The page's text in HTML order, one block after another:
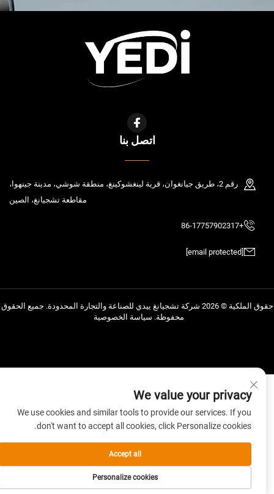
اتصل بنا
رقم 2، طريق جيانغوان، قرية لينغشوكينغ، منطقة شوشي، مدينة جينهوا،
مقاطعة تشجيانغ، الصين
+86-17757902317
[email protected]
حقوق الملكية © 2026 شركة تشجيانغ ييدي للصناعة والتجارة المحدودة. جميع الحقوق
محفوظة.سياسة الخصوصية
We value your privacy
We use cookies and similar tools to provide our services. If you
don't want to accept all cookies, click Personalize cookies.
Personalize cookies
Accept all